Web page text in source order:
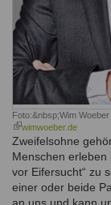
Foto:&nbsp;Wim Woeber
wimwoeber.de
(link
is
external)
Zweifelsohne
Menschen erleben
vor Eifersucht“ zu
einer oder beide